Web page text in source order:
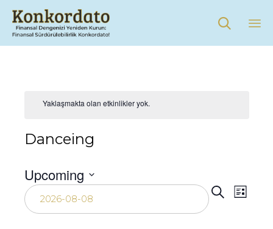

Yaklaşmakta olan etkinlikler yok.
Danceing
Ara
List
Upcoming
Tarih
seç.